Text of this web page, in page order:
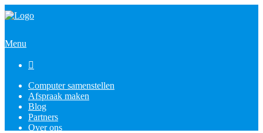
Menu

Computer samenstellen
Afspraak maken
Blog
Partners
Over ons